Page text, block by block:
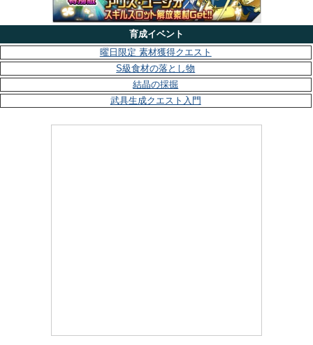
育成イベント
曜日限定 素材獲得クエスト
S級食材の落とし物
結晶の採掘
武具生成クエスト入門